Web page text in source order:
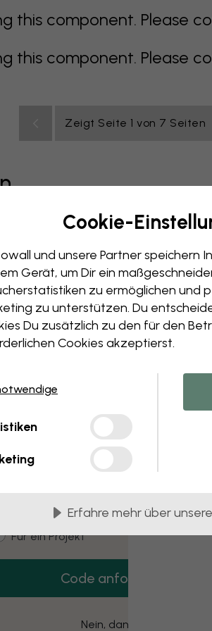
this component. Please
this component. Please
Zeigt Seite 1 von 7 Seiten
bunt orange rosa lila rot
Büro Jugendzimmer Dächer
this component. Please
3 kostenlose Muster
dir 3 Tapetenmuster gratis nach
type
Für mich
Für ein Projekt
Code anfordern
Nein, danke
Cookie-
und unsere Partner speichern
Gerät, um Dir ein
zu ermöglichen und
zu unterstützen. Du
Du zusätzlich zu den für den
Cookies akzeptierst.
Erfahre mehr über